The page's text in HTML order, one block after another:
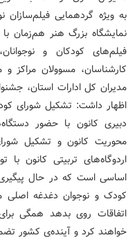
به ویژه گردهمایی فیلم‌سازان
نمایشگاه بزرگ هنر هم‌زمان
فیلم‌های کودکان و
کارشناسان، مسوولان مراکز و
مدیران کل ادارات استان،
اظهار داشت: تشکیل شورای
دبیری کانون با حضور
محوریت کانون و تشکیل
اردوگاه‌های تربیتی کانون
اساسی است که در حال
کودک و نوجوان دغدغه اصلی
اتفاقات روی بدهد همگی
خواهند کرد و آینده‌ی کشور